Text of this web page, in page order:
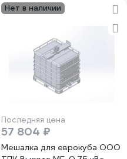
Нет в наличии
Последняя цена
57 804 ₽
Мешалка для еврокуба ООО